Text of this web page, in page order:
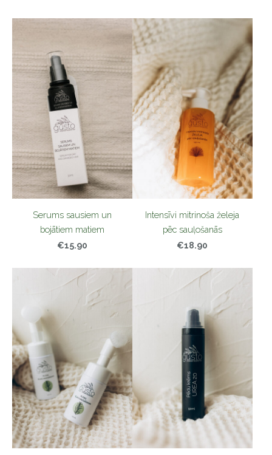
Serums sausiem un
bojātiem matiem
€15.90
Intensīvi mitrinoša želeja
pēc sauļošanās
€18.90